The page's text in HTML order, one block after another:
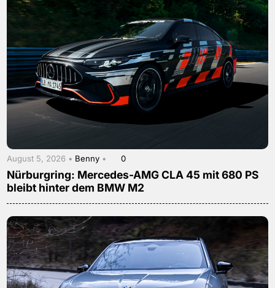
August 5, 2026 • Benny • 0
Nürburgring: Mercedes-AMG CLA 45 mit 680 PS
bleibt hinter dem BMW M2